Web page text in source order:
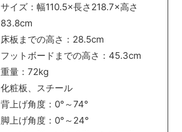
サイズ：幅110.5×長さ218.7×高さ
83.8cm
床板までの高さ：28.5cm
フットボードまでの高さ：45.3cm
重量：72kg
化粧板、スチール
背上げ角度：0°～74°
脚上げ角度：0°～24°